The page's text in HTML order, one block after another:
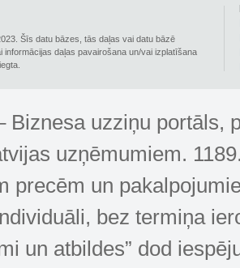
Šīs datu bāzes, tās daļas vai datu bāzē
informācijas daļas pavairošana un/vai izplatīšana
Biznesa uzziņu portāls,
uzņēmumiem.
precēm un
bez termiņa
un atbildes” dod